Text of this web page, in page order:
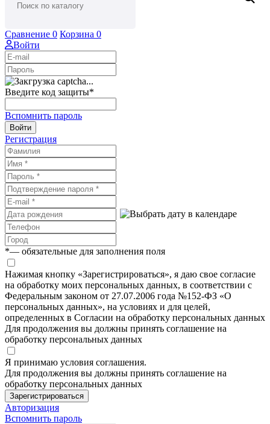
Сравнение 0 Корзина 0
Войти
Введите код защиты*
Вспомнить пароль
Войти
Регистрация
*— обязательные для заполнения поля
Нажимая кнопку «Зарегистрироваться», я даю свое согласие
на обработку моих персональных данных, в соответствии с
Федеральным законом от 27.07.2006 года №152-ФЗ «О
персональных данных», на условиях и для целей,
определенных в Согласии на обработку персональных данных
Для продолжения вы должны принять соглашение на
обработку персональных данных
Я принимаю условия соглашения.
Для продолжения вы должны принять соглашение на
обработку персональных данных
Зарегистрироваться
Авторизация
Вспомнить пароль